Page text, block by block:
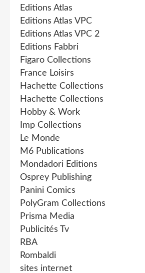
Editions Atlas
Editions Atlas VPC
Editions Atlas VPC 2
Editions Fabbri
Figaro Collections
France Loisirs
Hachette Collections
Hachette Collections
Hobby & Work
Imp Collections
Le Monde
M6 Publications
Mondadori Editions
Osprey Publishing
Panini Comics
PolyGram Collections
Prisma Media
Publicités Tv
RBA
Rombaldi
sites internet